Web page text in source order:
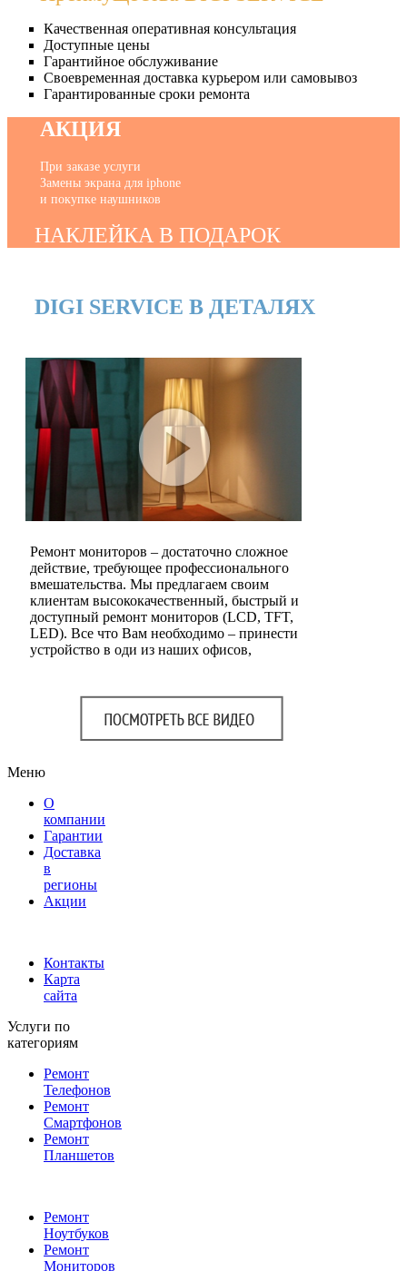
Качественная оперативная консультация
Доступные цены
Гарантийное обслуживание
Своевременная доставка курьером или самовывоз
Гарантированные сроки ремонта
АКЦИЯ
При заказе услуги
Замены экрана для iphone
и покупке наушников
НАКЛЕЙКА В ПОДАРОК
DIGI SERVICE В ДЕТАЛЯХ
Ремонт мониторов – достаточно сложное
действие, требующее профессионального
вмешательства. Мы предлагаем своим
клиентам высококачественный, быстрый и
доступный ремонт мониторов (LCD, TFT,
LED). Все что Вам необходимо – принести
устройство в оди из наших офисов,
Меню
О
компании
Гарантии
Доставка
в
регионы
Акции
Контакты
Карта
сайта
Услуги по
категориям
Ремонт
Телефонов
Ремонт
Смартфонов
Ремонт
Планшетов
Ремонт
Ноутбуков
Ремонт
Мониторов